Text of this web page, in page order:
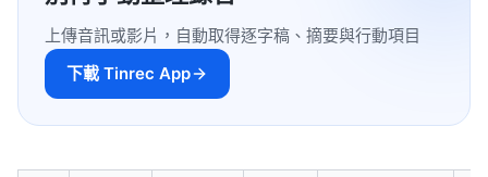
上傳音訊或影片，自動取得逐字稿、摘要與行動項目
下載 Tinrec App